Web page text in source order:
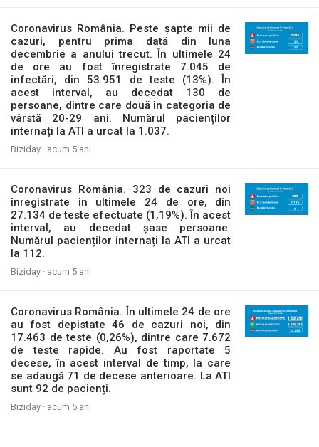
Coronavirus România. Peste șapte mii de
cazuri, pentru prima dată din luna
decembrie a anului trecut. În ultimele 24
de ore au fost înregistrate 7.045 de
infectări, din 53.951 de teste (13%). În
acest interval, au decedat 130 de
persoane, dintre care două în categoria de
vârstă 20-29 ani. Numărul pacienților
internați la ATI a urcat la 1.037.
Biziday · acum 5 ani
Coronavirus România. 323 de cazuri noi
înregistrate în ultimele 24 de ore, din
27.134 de teste efectuate (1,19%). În acest
interval, au decedat șase persoane.
Numărul pacienților internați la ATI a urcat
la 112.
Biziday · acum 5 ani
Coronavirus România. În ultimele 24 de ore
au fost depistate 46 de cazuri noi, din
17.463 de teste (0,26%), dintre care 7.672
de teste rapide. Au fost raportate 5
decese, în acest interval de timp, la care
se adaugă 71 de decese anterioare. La ATI
sunt 92 de pacienți.
Biziday · acum 5 ani